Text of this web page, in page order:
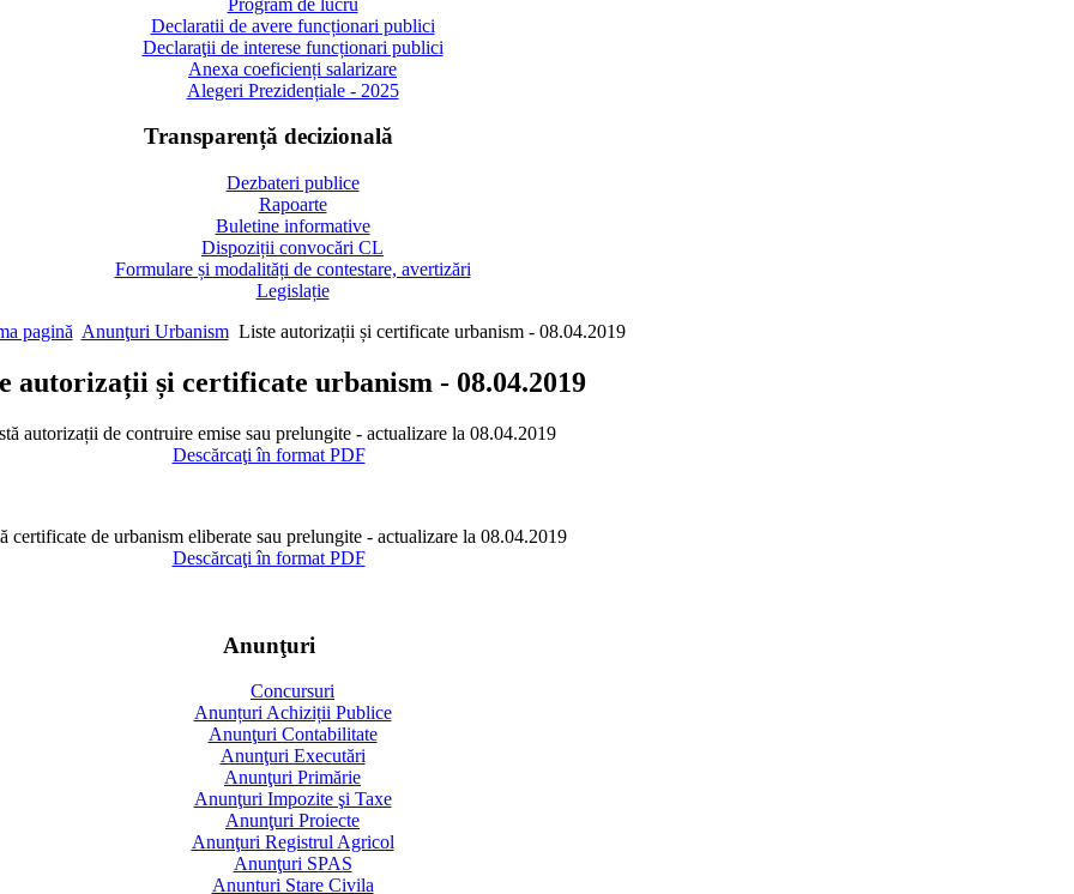
Declaratii de avere funcționari publici
Declaraţii de interese funcționari publici
Anexa coeficienți salarizare
Alegeri Prezidențiale - 2025
Transparență decizională
Dezbateri publice
Rapoarte
Buletine informative
Dispoziții convocări CL
Formulare și modalități de contestare, avertizări
Legislație
pagină Anunţuri Urbanism Liste autorizații și certificate urbanism - 08.04.2019
autorizații și certificate urbanism - 08.04.2019
autorizații de contruire emise sau prelungite - actualizare la 08.04.2019
Descărcaţi în format PDF
certificate de urbanism eliberate sau prelungite - actualizare la 08.04.2019
Descărcaţi în format PDF
Anunţuri
Concursuri
Anunțuri Achiziții Publice
Anunţuri Contabilitate
Anunţuri Executări
Anunţuri Primărie
Anunţuri Impozite şi Taxe
Anunţuri Proiecte
Anunţuri Registrul Agricol
Anunţuri SPAS
Anunturi Stare Civila